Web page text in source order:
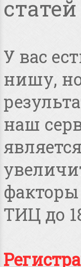
статей
У вас
нишу,
наш
факторы
ТИЦ до